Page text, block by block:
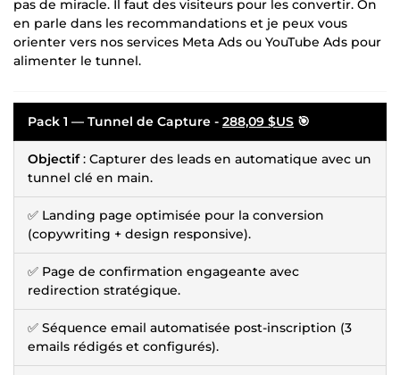
pas de miracle. Il faut des visiteurs pour les convertir. On
en parle dans les recommandations et je peux vous
orienter vers nos services Meta Ads ou YouTube Ads pour
alimenter le tunnel.
Pack 1 — Tunnel de Capture - 288,09 $US 🎯
Objectif: Capturer des leads en automatique avec un
tunnel clé en main.
✅ Landing page optimisée pour la conversion
(copywriting + design responsive).
✅ Page de confirmation engageante avec
redirection stratégique.
✅ Séquence email automatisée post-inscription (3
emails rédigés et configurés).